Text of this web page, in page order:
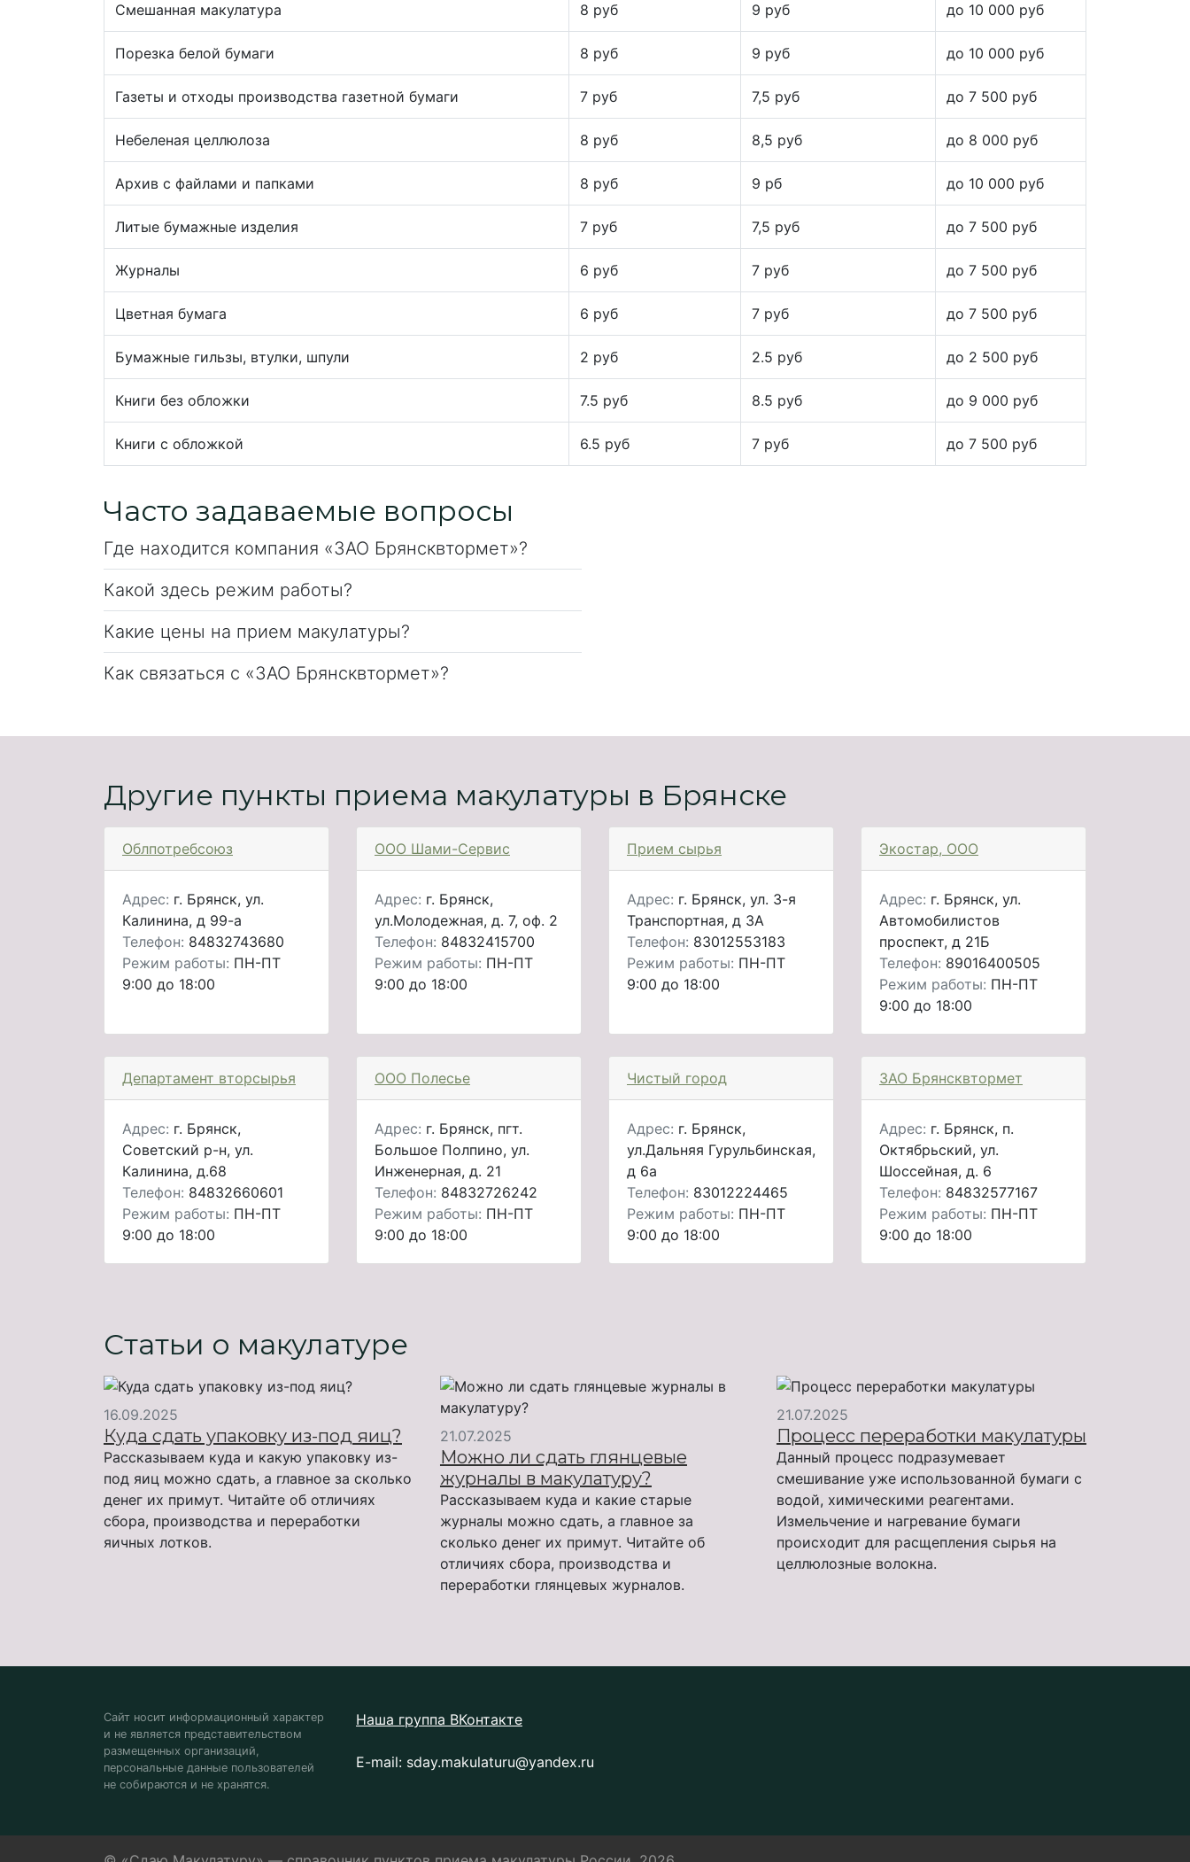
Смешанная макулатура 8 руб 9 руб до 10 000 руб
Порезка белой бумаги 8 руб 9 руб до 10 000 руб
Газеты и отходы производства газетной бумаги 7 руб 7,5 руб до 7 500 руб
Небеленая целлюлоза 8 руб 8,5 руб до 8 000 руб
Архив с файлами и папками 8 руб 9 рб до 10 000 руб
Литые бумажные изделия 7 руб 7,5 руб до 7 500 руб
Журналы 6 руб 7 руб до 7 500 руб
Цветная бумага 6 руб 7 руб до 7 500 руб
Бумажные гильзы, втулки, шпули 2 руб 2.5 руб до 2 500 руб
Книги без обложки 7.5 руб 8.5 руб до 9 000 руб
Книги с обложкой 6.5 руб 7 руб до 7 500 руб
Часто задаваемые вопросы
Где находится компания «ЗАО Брянсквтормет»?
Какой здесь режим работы?
Какие цены на прием макулатуры?
Как связаться с «ЗАО Брянсквтормет»?
Другие пункты приема макулатуры в Брянске
Облпотребсоюз
Адрес: г. Брянск, ул.
Калинина, д 99-а
Телефон: 84832743680
Режим работы: ПН-ПТ
9:00 до 18:00
ООО Шами-Сервис
Адрес: г. Брянск,
ул.Молодежная, д. 7, оф. 2
Телефон: 84832415700
Режим работы: ПН-ПТ
9:00 до 18:00
Прием сырья
Адрес: г. Брянск, ул. 3-я
Транспортная, д 3А
Телефон: 83012553183
Режим работы: ПН-ПТ
9:00 до 18:00
Экостар, ООО
Адрес: г. Брянск, ул.
Автомобилистов
проспект, д 21Б
Телефон: 89016400505
Режим работы: ПН-ПТ
9:00 до 18:00
Департамент вторсырья
Адрес: г. Брянск,
Советский р-н, ул.
Калинина, д.68
Телефон: 84832660601
Режим работы: ПН-ПТ
9:00 до 18:00
ООО Полесье
Адрес: г. Брянск, пгт.
Большое Полпино, ул.
Инженерная, д. 21
Телефон: 84832726242
Режим работы: ПН-ПТ
9:00 до 18:00
Чистый город
Адрес: г. Брянск,
ул.Дальняя Гурульбинская,
д 6а
Телефон: 83012224465
Режим работы: ПН-ПТ
9:00 до 18:00
ЗАО Брянсквтормет
Адрес: г. Брянск, п.
Октябрьский, ул.
Шоссейная, д. 6
Телефон: 84832577167
Режим работы: ПН-ПТ
9:00 до 18:00
Статьи о макулатуре
16.09.2025
Куда сдать упаковку из-под яиц?
Рассказываем куда и какую упаковку из-
под яиц можно сдать, а главное за сколько
денег их примут. Читайте об отличиях
сбора, производства и переработки
яичных лотков.
21.07.2025
Можно ли сдать глянцевые
журналы в макулатуру?
Рассказываем куда и какие старые
журналы можно сдать, а главное за
сколько денег их примут. Читайте об
отличиях сбора, производства и
переработки глянцевых журналов.
21.07.2025
Процесс переработки макулатуры
Данный процесс подразумевает
смешивание уже использованной бумаги с
водой, химическими реагентами.
Измельчение и нагревание бумаги
происходит для расщепления сырья на
целлюлозные волокна.
Сайт носит информационный характер
и не является представительством
размещенных организаций,
персональные данные пользователей
не собираются и не хранятся.
Наша группа ВКонтакте
E-mail: sday.makulaturu@yandex.ru